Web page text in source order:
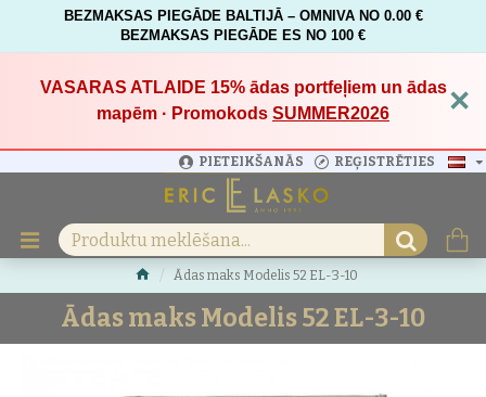
BEZMAKSAS PIEGĀDE BALTIJĀ – OMNIVA NO 0.00 €
BEZMAKSAS PIEGĀDE ES NO 100 €
VASARAS ATLAIDE 15%ādas portfeļiem un ādas
mapēm · Promokods SUMMER2026 ×
PIETEIKŠANĀS REĢISTRĒTIES
Ādas maks Modelis 52 EL-3-10
Ādas maks Modelis 52 EL-3-10